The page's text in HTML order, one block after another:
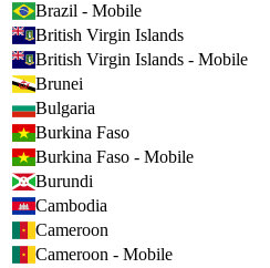
Brazil - Mobile
British Virgin Islands
British Virgin Islands - Mobile
Brunei
Bulgaria
Burkina Faso
Burkina Faso - Mobile
Burundi
Cambodia
Cameroon
Cameroon - Mobile